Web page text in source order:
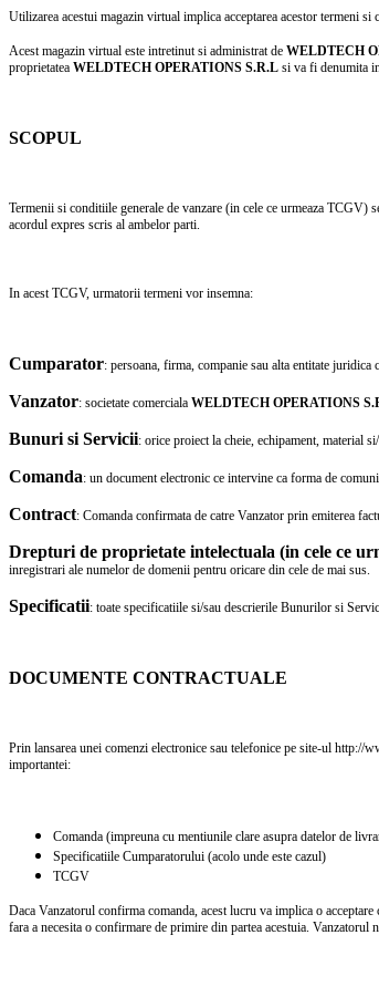
Utilizarea acestui magazin virtual implica acceptarea acestor termeni si
Acest magazin virtual este intretinut si administrat de WELDTECH
proprietatea WELDTECH OPERATIONS S.R.L si va fi denumita
SCOPUL
Termenii si conditiile generale de vanzare (in cele ce urmeaza
acordul expres scris al ambelor parti.
In acest TCGV, urmatorii termeni vor insemna:
Cumparator: persoana, firma, companie sau alta entitate juridica
Vanzator: societate comerciala WELDTECH OPERATIONS
Bunuri si Servicii: orice proiect la cheie, echipament, material
Comanda: un document electronic ce intervine ca forma de
Contract: Comanda confirmata de catre Vanzator prin emiterea
Drepturi de proprietate intelectuala (in cele ce
inregistrari ale numelor de domenii pentru oricare din cele de mai sus.
Specificatii: toate specificatiile si/sau descrierile Bunurilor si
DOCUMENTE CONTRACTUALE
Prin lansarea unei comenzi electronice sau telefonice pe site-ul http://
importantei:
Comanda (impreuna cu mentiunile clare asupra datelor de
Specificatiile Cumparatorului (acolo unde este cazul)
TCGV
Daca Vanzatorul confirma comanda, acest lucru va implica o
fara a necesita o confirmare de primire din partea acestuia.